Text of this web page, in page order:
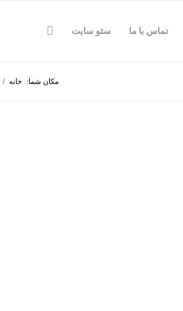
تماس با ما سئو سایت
مکان شما: خانه /